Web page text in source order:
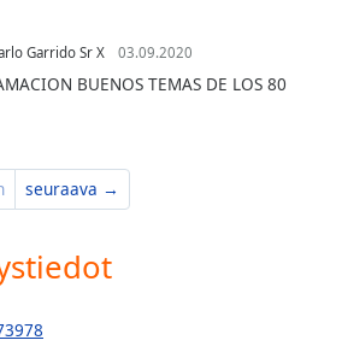
Garrido Sr X 03.09.2020
BUENOS TEMAS DE LOS 80
seuraava →